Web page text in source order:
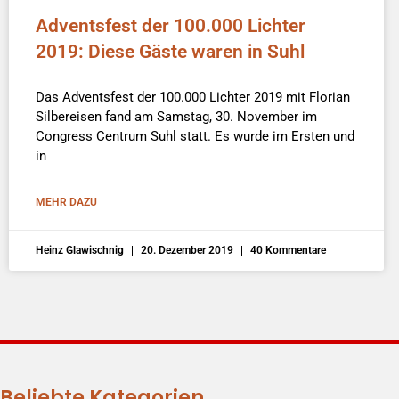
Adventsfest der 100.000 Lichter
2019: Diese Gäste waren in Suhl
Das Adventsfest der 100.000 Lichter 2019 mit Florian
Silbereisen fand am Samstag, 30. November im
Congress Centrum Suhl statt. Es wurde im Ersten und
in
MEHR DAZU
Heinz Glawischnig 20. Dezember 2019 40 Kommentare